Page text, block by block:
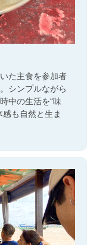
た主食を参加者
シンプルながら
中の生活を“味
も自然と生ま